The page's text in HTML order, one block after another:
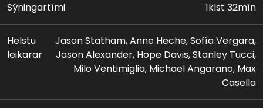
Sýningartími 1klst 32mín
Helstu
leikarar
Jason Statham, Anne Heche, Sofía Vergara,
Jason Alexander, Hope Davis, Stanley Tucci,
Milo Ventimiglia, Michael Angarano, Max
Casella